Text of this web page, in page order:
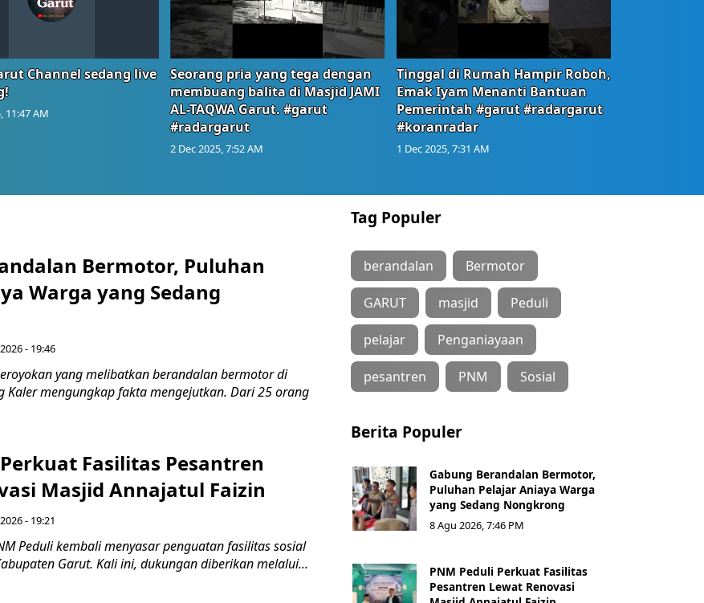
Channel sedang live
11:47 AM
Seorang pria yang tega dengan
membuang balita di Masjid JAMI
AL-TAQWA Garut. #garut
#radargarut
2 Dec 2025, 7:52 AM
Tinggal di Rumah Hampir Roboh,
Emak Iyam Menanti Bantuan
Pemerintah #garut #radargarut
#koranradar
1 Dec 2025, 7:31 AM
Bermotor, Puluhan
Warga yang Sedang
- 19:46
yang melibatkan berandalan bermotor di
Kaler mengungkap fakta mengejutkan. Dari 25 orang
Fasilitas Pesantren
Masjid Annajatul Faizin
- 19:21
Peduli kembali menyasar penguatan fasilitas sosial
Garut. Kali ini, dukungan diberikan melalui...
Tag Populer
berandalan Bermotor
GARUT masjid Peduli
pelajar Penganiayaan
pesantren PNM Sosial
Berita Populer
Gabung Berandalan Bermotor,
Puluhan Pelajar Aniaya Warga
yang Sedang Nongkrong
8 Agu 2026, 7:46 PM
PNM Peduli Perkuat Fasilitas
Pesantren Lewat Renovasi